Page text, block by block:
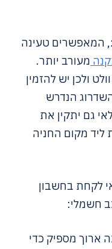
מצד שני, מטענים לרכב ברמה 2, המאפשרים טעינה
מעורב יותר.
מטענים אלו זקוקים לשקע 240 וולט ולכן יש להזמין
הנדרש
גם יתקין את
ליד מקום החניה
לקחת בחשבון
ארוך מספיק כדי